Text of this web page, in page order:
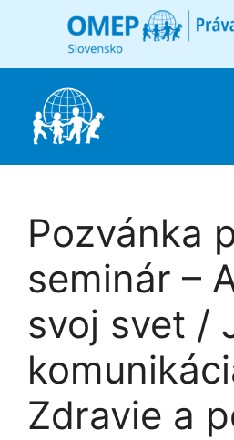
Pozvánka
seminár –
svoj svet /
Zdravie a